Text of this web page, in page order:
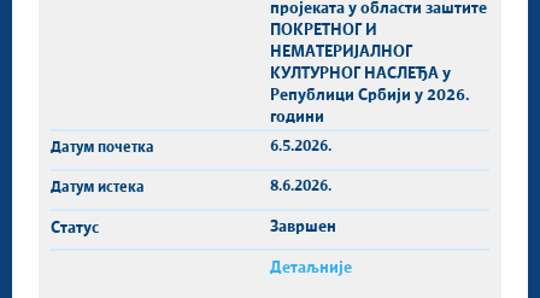
пројеката у области заштите
ПОКРЕТНОГ И
НЕМАТЕРИЈАЛНОГ
КУЛТУРНОГ НАСЛЕЂА у
Републици Србији у 2026.
години
6.5.2026.
8.6.2026.
Завршен
Детаљније